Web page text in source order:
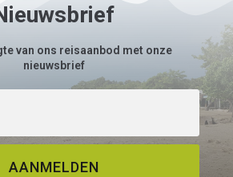
van ons reisaanbod met onze
nieuwsbrief
AANMELDEN